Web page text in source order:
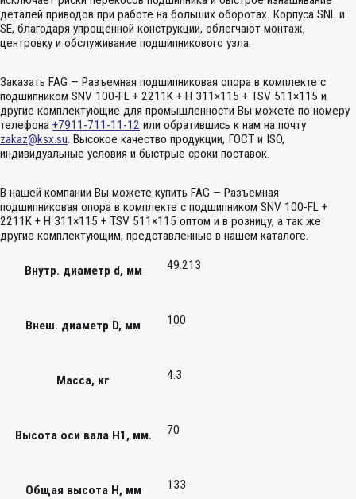
деталей приводов при работе на больших оборотах. Корпуса SNL и
SE, благодаря упрощенной конструкции, облегчают монтаж,
центровку и обслуживание подшипникового узла.
Заказать FAG — Разъемная подшипниковая опора в комплекте с
подшипником SNV 100-FL + 2211K + H 311×115 + TSV 511×115 и
другие комплектующие для промышленности Вы можете по номеру
телефона +7911-711-11-12 или обратившись к нам на почту
zakaz@ksx.su. Высокое качество продукции, ГОСТ и ISO,
индивидуальные условия и быстрые сроки поставок.
В нашей компании Вы можете купить FAG — Разъемная
подшипниковая опора в комплекте с подшипником SNV 100-FL +
2211K + H 311×115 + TSV 511×115 оптом и в розницу, а так же
другие комплектующим, представленные в нашем каталоге.
Внутр. диаметр d, мм 49.213
Внеш. диаметр D, мм 100
Масса, кг 4.3
Высота оси вала H1, мм. 70
Общая высота H, мм 133